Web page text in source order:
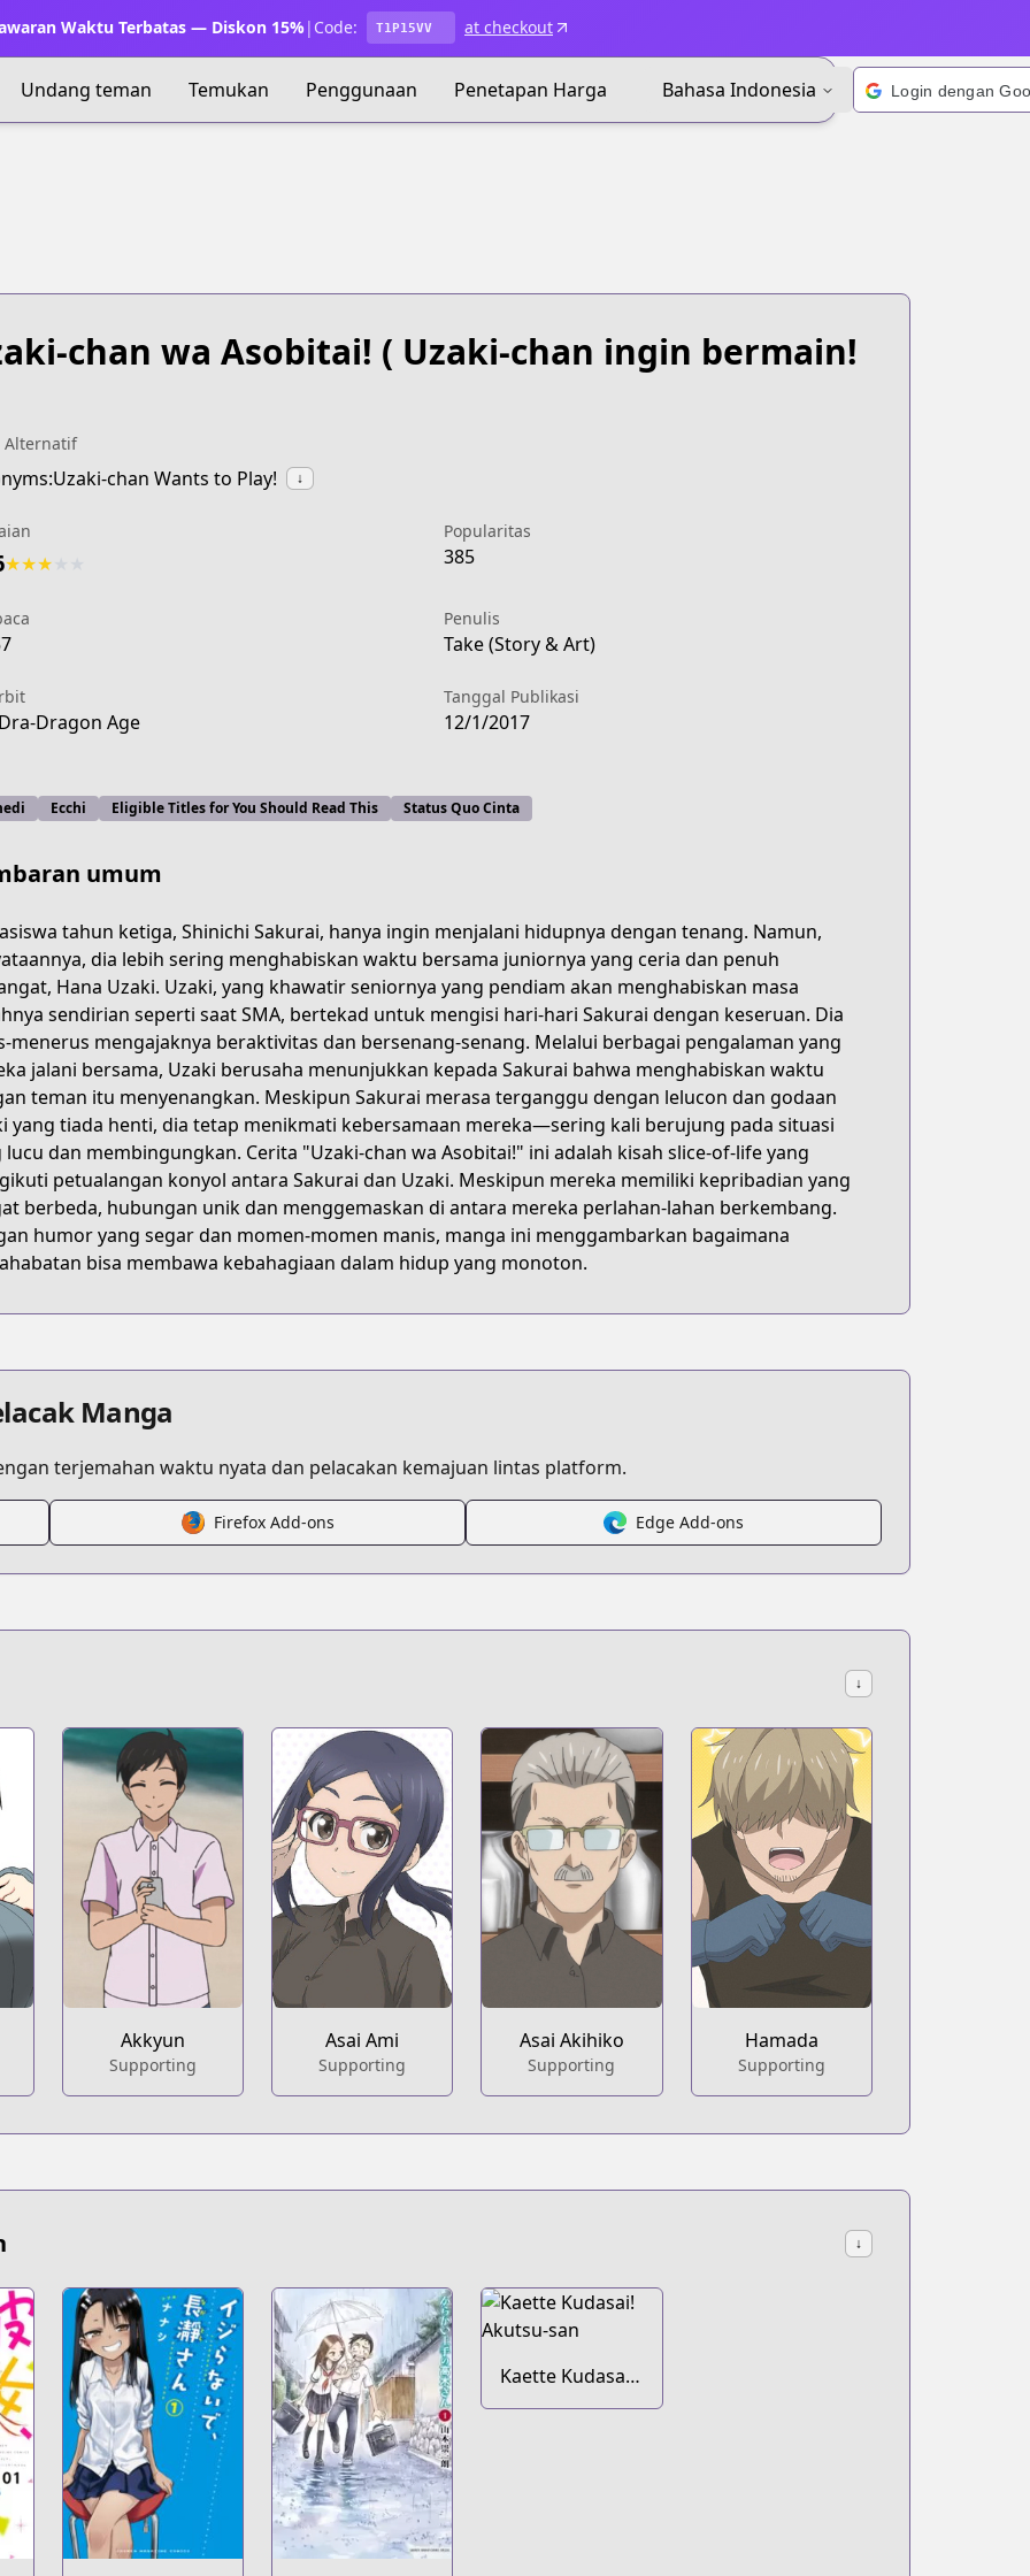
Waktu Terbatas — Diskon 15%| Code: T1P15VV at checkout
Undang teman Temukan Penggunaan Penetapan Harga Bahasa Indonesia
4a4d-9c6d-2487028fe319
chan-wants-to-hang-out
chan wa Asobitai! ( Uzaki-chan ingin bermain!
Alternatif
chan Wants to Play! ↓
★★★
Popularitas
385
Penulis
Take (Story & Art)
Dragon Age
Tanggal Publikasi
12/1/2017
Ecchi Eligible Titles for You Should Read This Status Quo Cinta
umum
tahun ketiga, Shinichi Sakurai, hanya ingin menjalani hidupnya dengan tenang. Namun,
dia lebih sering menghabiskan waktu bersama juniornya yang ceria dan penuh
Hana Uzaki. Uzaki, yang khawatir seniornya yang pendiam akan menghabiskan masa
sendirian seperti saat SMA, bertekad untuk mengisi hari-hari Sakurai dengan keseruan. Dia
menerus mengajaknya beraktivitas dan bersenang-senang. Melalui berbagai pengalaman yang
jalani bersama, Uzaki berusaha menunjukkan kepada Sakurai bahwa menghabiskan waktu
teman itu menyenangkan. Meskipun Sakurai merasa terganggu dengan lelucon dan godaan
yang tiada henti, dia tetap menikmati kebersamaan mereka—sering kali berujung pada situasi
lucu dan membingungkan. Cerita "Uzaki-chan wa Asobitai!" ini adalah kisah slice-of-life yang
petualangan konyol antara Sakurai dan Uzaki. Meskipun mereka memiliki kepribadian yang
berbeda, hubungan unik dan menggemaskan di antara mereka perlahan-lahan berkembang.
humor yang segar dan momen-momen manis, manga ini menggambarkan bagaimana
bisa membawa kebahagiaan dalam hidup yang monoton.
Manga
terjemahan waktu nyata dan pelacakan kemajuan lintas platform.
Firefox Add-ons Edge Add-ons
↓
Akkyun
Supporting
Asai Ami
Supporting
Asai Akihiko
Supporting
Hamada
Supporting
↓
Kaette Kudasai!
Akutsu-san